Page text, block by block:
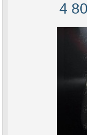
4